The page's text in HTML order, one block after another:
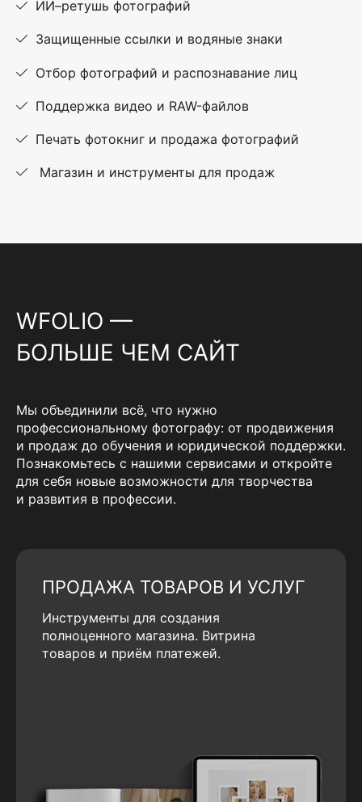
ИИ–ретушь фотографий
Защищенные ссылки и водяные знаки
Отбор фотографий и распознавание лиц
Поддержка видео и RAW-файлов
Печать фотокниг и продажа фотографий
Магазин и инструменты для продаж
WFOLIO —
БОЛЬШЕ ЧЕМ САЙТ
Мы объединили всё, что нужно
профессиональному фотографу: от продвижения
и продаж до обучения и юридической поддержки.
Познакомьтесь с нашими сервисами и откройте
для себя новые возможности для творчества
и развития в профессии.
ПРОДАЖА ТОВАРОВ И УСЛУГ
Инструменты для создания
полноценного магазина. Витрина
товаров и приём платежей.